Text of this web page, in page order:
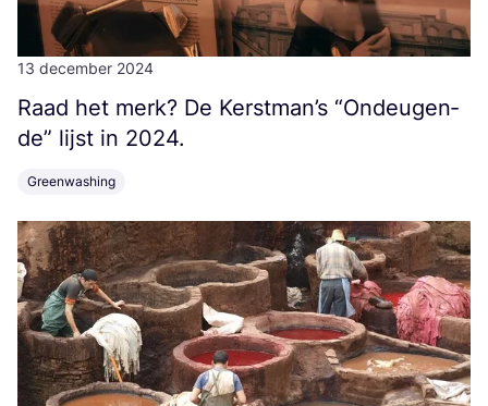
13 december 2024
Raad het merk? De Kerstman’s “Ondeu­gen­
de” lijst in 2024.
Greenwashing